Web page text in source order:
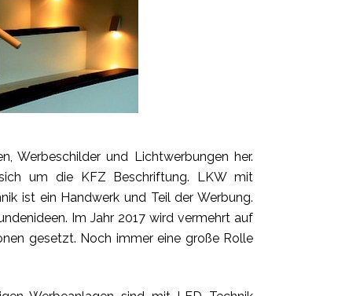
Werbeschilder und Lichtwerbungen her.
um die KFZ Beschriftung. LKW mit
ist ein Handwerk und Teil der Werbung.
Im Jahr 2017 wird vermehrt auf
gesetzt. Noch immer eine große Rolle